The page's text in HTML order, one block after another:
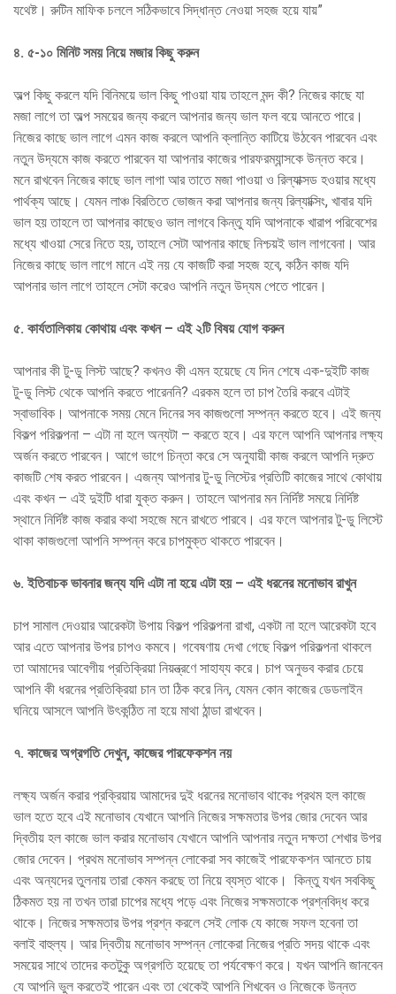
যথেষ্ট। রুটিন মাফিক চললে সঠিকভাবে সিদ্ধান্ত নেওয়া সহজ হয়ে যায়”
৪. ৫-১০ মিনিট সময় নিয়ে মজার কিছু করুন
অল্প কিছু করলে যদি বিনিময়ে ভাল কিছু পাওয়া যায় তাহলে মন্দ কী? নিজের কাছে যা
মজা লাগে তা অল্প সময়ের জন্য করলে আপনার জন্য ভাল ফল বয়ে আনতে পারে।
নিজের কাছে ভাল লাগে এমন কাজ করলে আপনি ক্লান্তি কাটিয়ে উঠবেন পারবেন এবং
নতুন উদ্যমে কাজ করতে পারবেন যা আপনার কাজের পারফরম্যান্সকে উন্নত করে।
মনে রাখবেন নিজের কাছে ভাল লাগা আর তাতে মজা পাওয়া ও রিল্যাক্সড হওয়ার মধ্যে
পার্থক্য আছে। যেমন লাঞ্চ বিরতিতে ভোজন করা আপনার জন্য রিল্যাক্সিং, খাবার যদি
ভাল হয় তাহলে তা আপনার কাছেও ভাল লাগবে কিন্তু যদি আপনাকে খারাপ পরিবেশের
মধ্যে খাওয়া সেরে নিতে হয়, তাহলে সেটা আপনার কাছে নিশ্চয়ই ভাল লাগবেনা। আর
নিজের কাছে ভাল লাগে মানে এই নয় যে কাজটি করা সহজ হবে, কঠিন কাজ যদি
আপনার ভাল লাগে তাহলে সেটা করেও আপনি নতুন উদ্যম পেতে পারেন।
৫. কার্যতালিকায় কোথায় এবং কখন – এই ২টি বিষয় যোগ করুন
আপনার কী টু-ডু লিস্ট আছে? কখনও কী এমন হয়েছে যে দিন শেষে এক-দুইটি কাজ
টু-ডু লিস্ট থেকে আপনি করতে পারেননি? এরকম হলে তা চাপ তৈরি করবে এটাই
স্বাভাবিক। আপনাকে সময় মেনে দিনের সব কাজগুলো সম্পন্ন করতে হবে। এই জন্য
বিকল্প পরিকল্পনা – এটা না হলে অন্যটা – করতে হবে। এর ফলে আপনি আপনার লক্ষ্য
অর্জন করতে পারবেন। আগে ভাগে চিন্তা করে সে অনুযায়ী কাজ করলে আপনি দ্রুত
কাজটি শেষ করত পারবেন। এজন্য আপনার টু-ডু লিস্টের প্রতিটি কাজের সাথে কোথায়
এবং কখন – এই দুইটি ধারা যুক্ত করুন। তাহলে আপনার মন নির্দিষ্ট সময়ে নির্দিষ্ট
স্থানে নির্দিষ্ট কাজ করার কথা সহজে মনে রাখতে পারবে। এর ফলে আপনার টু-ডু লিস্টে
থাকা কাজগুলো আপনি সম্পন্ন করে চাপমুক্ত থাকতে পারবেন।
৬. ইতিবাচক ভাবনার জন্য যদি এটা না হয়ে এটা হয় – এই ধরনের মনোভাব রাখুন
চাপ সামাল দেওয়ার আরেকটা উপায় বিকল্প পরিকল্পনা রাখা, একটা না হলে আরেকটা হবে
আর এতে আপনার উপর চাপও কমবে। গবেষণায় দেখা গেছে বিকল্প পরিকল্পনা থাকলে
তা আমাদের আবেগীয় প্রতিক্রিয়া নিয়ন্ত্রণে সাহায্য করে। চাপ অনুভব করার চেয়ে
আপনি কী ধরনের প্রতিক্রিয়া চান তা ঠিক করে নিন, যেমন কোন কাজের ডেডলাইন
ঘনিয়ে আসলে আপনি উৎকন্ঠিত না হয়ে মাথা ঠান্ডা রাখবেন।
৭. কাজের অগ্রগতি দেখুন, কাজের পারফেকশন নয়
লক্ষ্য অর্জন করার প্রক্রিয়ায় আমাদের দুই ধরনের মনোভাব থাকেঃ প্রথম হল কাজে
ভাল হতে হবে এই মনোভাব যেখানে আপনি নিজের সক্ষমতার উপর জোর দেবেন আর
দ্বিতীয় হল কাজে ভাল করার মনোভাব যেখানে আপনি আপনার নতুন দক্ষতা শেখার উপর
জোর দেবেন। প্রথম মনোভাব সম্পন্ন লোকেরা সব কাজেই পারফেকশন আনতে চায়
এবং অন্যদের তুলনায় তারা কেমন করছে তা নিয়ে ব্যস্ত থাকে। কিন্তু যখন সবকিছু
ঠিকমত হয় না তখন তারা চাপের মধ্যে পড়ে এবং নিজের সক্ষমতাকে প্রশ্নবিদ্ধ করে
থাকে। নিজের সক্ষমতার উপর প্রশ্ন করলে সেই লোক যে কাজে সফল হবেনা তা
বলাই বাহুল্য। আর দ্বিতীয় মনোভাব সম্পন্ন লোকেরা নিজের প্রতি সদয় থাকে এবং
সময়ের সাথে তাদের কতটুকু অগ্রগতি হয়েছে তা পর্যবেক্ষণ করে। যখন আপনি জানবেন
যে আপনি ভুল করতেই পারেন এবং তা থেকেই আপনি শিখবেন ও নিজেকে উন্নত